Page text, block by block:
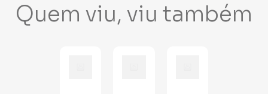
Quem viu, viu também